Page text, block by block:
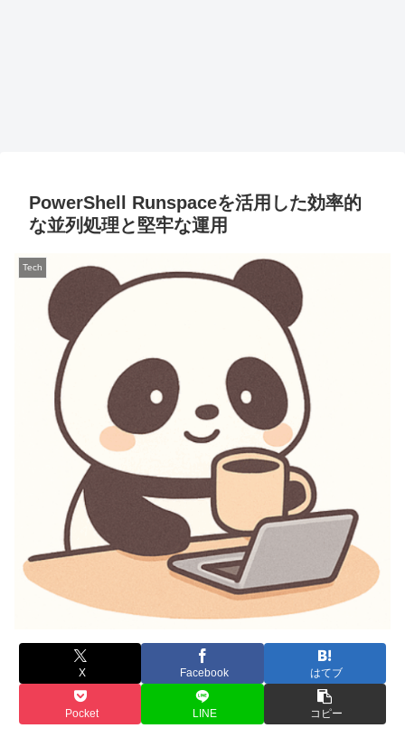
PowerShell Runspaceを活用した効率的
な並列処理と堅牢な運用
Tech
X Facebook はてブ
Pocket LINE コピー